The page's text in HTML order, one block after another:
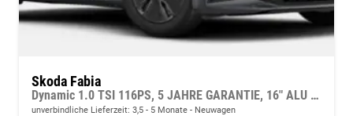
Skoda Fabia
Dynamic 1.0 TSI 116PS, 5 JAHRE GARANTIE, 16" ALU schwarz, Sportfahrwerk, SunSet, Parksensoren vo/hi, Kamera, Kessy, Alarm, Toter-Winkel, Virtual Cockpit 10", LED-Scheinwerfer, M-Lederlenkrad beheizt, NSW Sitzheizung, Tempomat, Climatronic, Radio 8"+Smartlink
unverbindliche Lieferzeit: 3,5 - 5 Monate Neuwagen